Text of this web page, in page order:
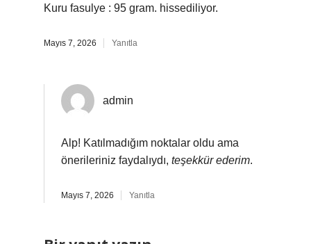
Kuru fasulye : 95 gram. hissediliyor.
Mayıs 7, 2026 Yanıtla
admin
Alp! Katılmadığım noktalar oldu ama
önerileriniz faydalıydı, teşekkür ederim.
Mayıs 7, 2026 Yanıtla